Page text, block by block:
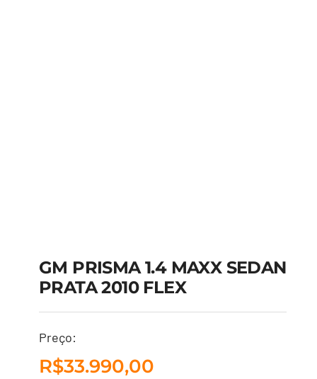
GM PRISMA 1.4 MAXX
SEDAN PRATA 2010
GM PRISMA 1.4 MAXX SEDAN
PRATA 2010 FLEX
Preço:
R$33.990,00